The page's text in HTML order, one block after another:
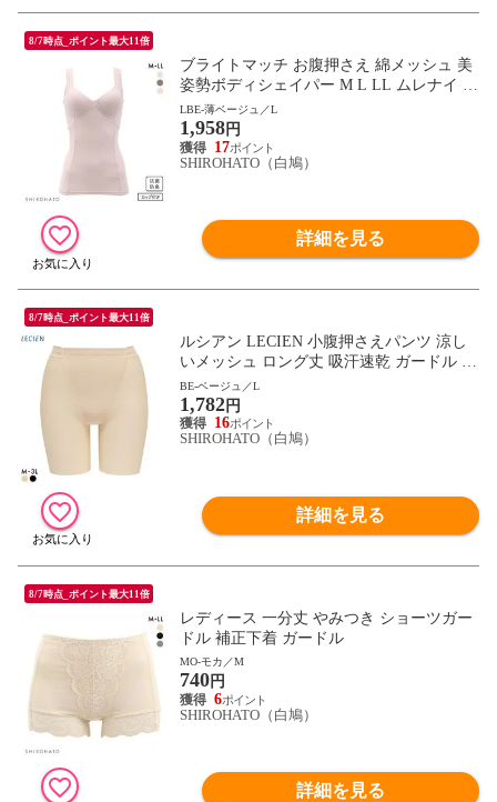
8/7時点_ポイント最大11倍
ブライトマッチ お腹押さえ 綿メッシュ 美
姿勢ボディシェイパー M L LL ムレナイ 着
やせ 背中クロス スタイルアップ
LBE-薄ベージュ／L
1,958円
17
SHIROHATO（白鳩）
詳細を見る
8/7時点_ポイント最大11倍
ルシアン LECIEN 小腹押さえパンツ 涼し
いメッシュ ロング丈 吸汗速乾 ガードル シ
ョーツ お腹押さえ 補正 ソフト 下半身のお
悩み解決
BE-ベージュ／L
1,782円
16
SHIROHATO（白鳩）
詳細を見る
8/7時点_ポイント最大11倍
レディース 一分丈 やみつき ショーツガー
ドル 補正下着 ガードル
MO-モカ／M
740円
6
SHIROHATO（白鳩）
詳細を見る